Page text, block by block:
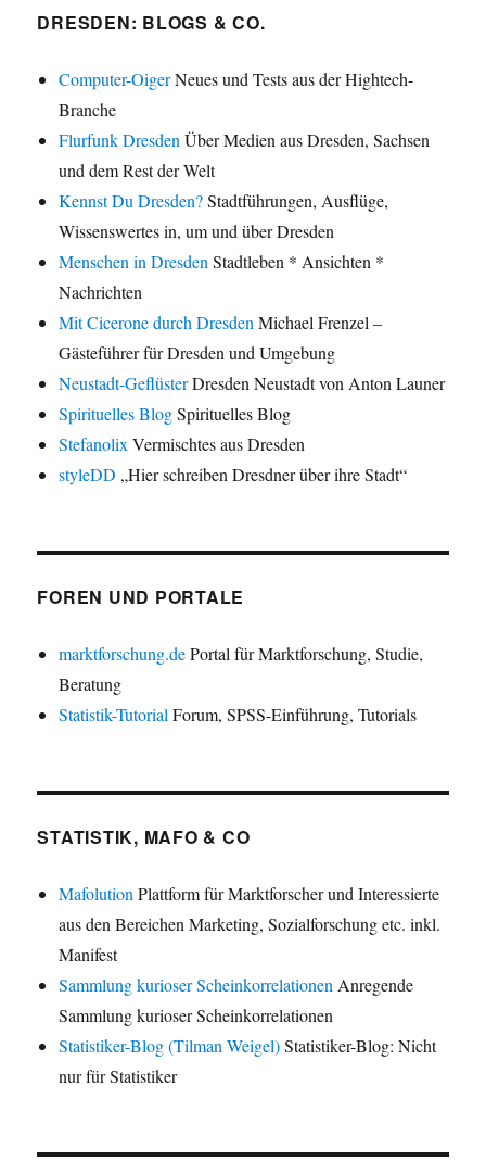
DRESDEN: BLOGS & CO.
Computer-OigerNeues und Tests aus der Hightech-
Branche
Flurfunk Dresden Über Medien aus Dresden, Sachsen
und dem Rest der Welt
Kennst Du Dresden?Stadtführungen, Ausflüge,
Wissenswertes in, um und über Dresden
Menschen in Dresden Stadtleben * Ansichten *
Nachrichten
Mit Cicerone durch Dresden Michael Frenzel –
Gästeführer für Dresden und Umgebung
Neustadt-GeflüsterDresden Neustadt von Anton Launer
Spirituelles BlogSpirituelles Blog
Stefanolix Vermischtes aus Dresden
styleDD „Hier schreiben Dresdner über ihre Stadt“
FOREN UND PORTALE
marktforschung.dePortal für Marktforschung, Studie,
Beratung
Statistik-Tutorial Forum, SPSS-Einführung, Tutorials
STATISTIK, MAFO & CO
Mafolution Plattform für Marktforscher und Interessierte
aus den Bereichen Marketing, Sozialforschung etc. inkl.
Manifest
Sammlung kurioser Scheinkorrelationen Anregende
Sammlung kurioser Scheinkorrelationen
Statistiker-Blog (Tilman Weigel)Statistiker-Blog: Nicht
nur für Statistiker